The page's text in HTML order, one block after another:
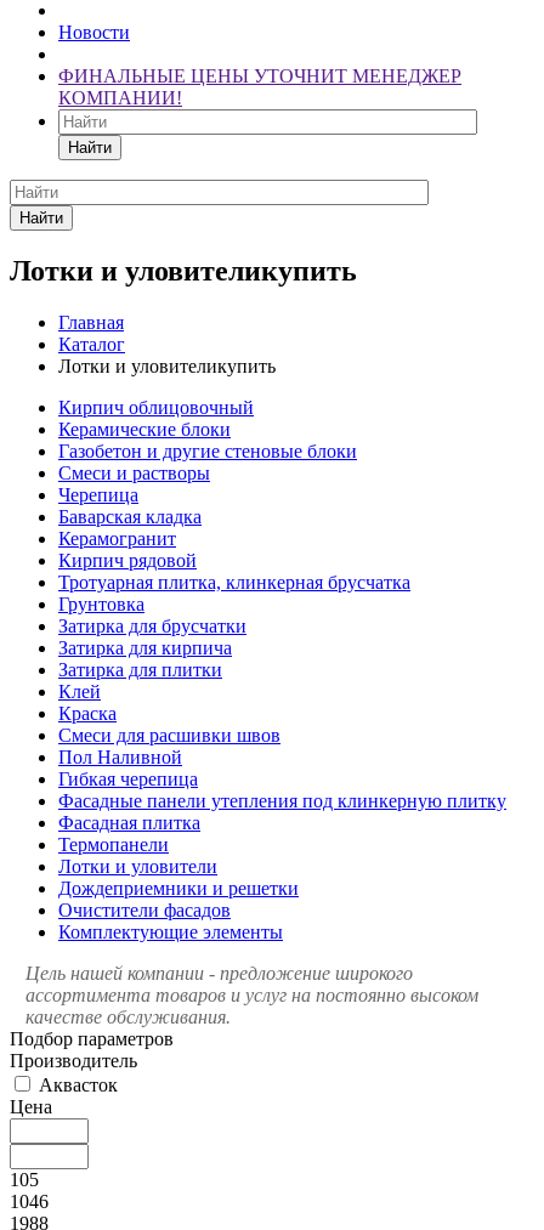
Новости
ФИНАЛЬНЫЕ ЦЕНЫ УТОЧНИТ МЕНЕДЖЕР
КОМПАНИИ!
Найти
Найти
Лотки и уловителикупить
Главная
Каталог
Лотки и уловителикупить
Кирпич облицовочный
Керамические блоки
Газобетон и другие стеновые блоки
Смеси и растворы
Черепица
Баварская кладка
Керамогранит
Кирпич рядовой
Тротуарная плитка, клинкерная брусчатка
Грунтовка
Затирка для брусчатки
Затирка для кирпича
Затирка для плитки
Клей
Краска
Смеси для расшивки швов
Пол Наливной
Гибкая черепица
Фасадные панели утепления под клинкерную плитку
Фасадная плитка
Термопанели
Лотки и уловители
Дождеприемники и решетки
Очистители фасадов
Комплектующие элементы
Цель нашей компании - предложение широкого
ассортимента товаров и услуг на постоянно высоком
качестве обслуживания.
Подбор параметров
Производитель
Аквасток
Цена
105
1046
1988